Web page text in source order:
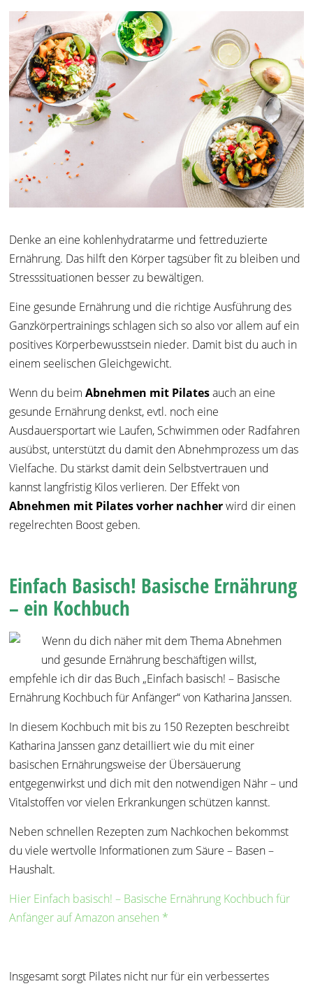
Denke an eine kohlenhydratarme und fettreduzierte
Ernährung. Das hilft den Körper tagsüber fit zu bleiben und
Stresssituationen besser zu bewältigen.
Eine gesunde Ernährung und die richtige Ausführung des
Ganzkörpertrainings schlagen sich so also vor allem auf ein
positives Körperbewusstsein nieder. Damit bist du auch in
einem seelischen Gleichgewicht.
Wenn du beimAbnehmen mit Pilatesauch an eine
gesunde Ernährung denkst, evtl. noch eine
Ausdauersportart wie Laufen, Schwimmen oder Radfahren
ausübst, unterstützt du damit den Abnehmprozess um das
Vielfache. Du stärkst damit dein Selbstvertrauen und
kannst langfristig Kilos verlieren. Der Effekt von
Abnehmen mit Pilates vorher nachherwird dir einen
regelrechten Boost geben.
Einfach Basisch! Basische Ernährung
– ein Kochbuch
Wenn du dich näher mit dem Thema Abnehmen
und gesunde Ernährung beschäftigen willst,
empfehle ich dir das Buch „Einfach basisch! – Basische
Ernährung Kochbuch für Anfänger“ von Katharina Janssen.
In diesem Kochbuch mit bis zu 150 Rezepten beschreibt
Katharina Janssen ganz detailliert wie du mit einer
basischen Ernährungsweise der Übersäuerung
entgegenwirkst und dich mit den notwendigen Nähr – und
Vitalstoffen vor vielen Erkrankungen schützen kannst.
Neben schnellen Rezepten zum Nachkochen bekommst
du viele wertvolle Informationen zum Säure – Basen –
Haushalt.
Hier Einfach basisch! – Basische Ernährung Kochbuch für
Anfänger auf Amazon ansehen *
Insgesamt sorgt Pilates nicht nur für ein verbessertes